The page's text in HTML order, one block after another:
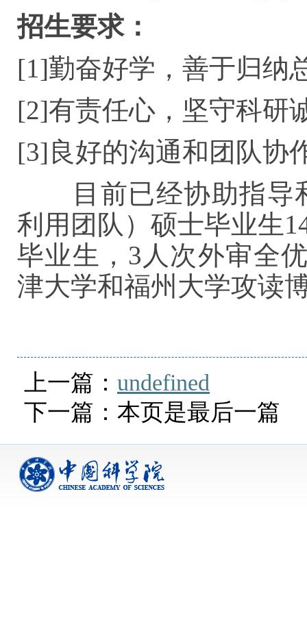
招生要求：
[1]勤奋好学，善于归纳
[2]有责任心，坚守科研
[3]良好的沟通和团队协
目前已经协助指导
利用团队）硕士毕业生
毕业生，3人次外审全
津大学和福州大学攻读
上一篇： undefined
下一篇：本页是最后一篇